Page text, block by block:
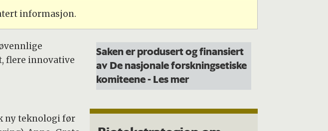
informasjon.
Saken er produsert og finansiert
av De nasjonale forskningsetiske
komiteene- Les mer
flere innovative
ny teknologi før